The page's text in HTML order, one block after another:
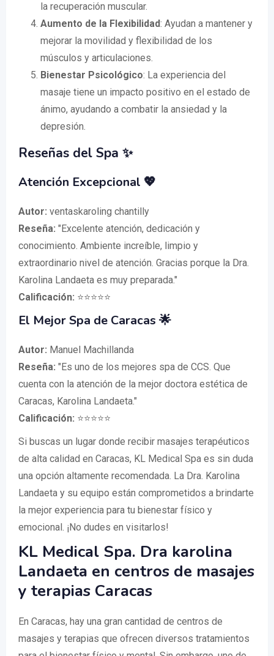
la recuperación muscular.
Aumento de la Flexibilidad: Ayudan a mantener y
mejorar la movilidad y flexibilidad de los
músculos y articulaciones.
Bienestar Psicológico: La experiencia del
masaje tiene un impacto positivo en el estado de
ánimo, ayudando a combatir la ansiedad y la
depresión.
Reseñas del Spa ✨
Atención Excepcional 💖
Autor: ventaskaroling chantilly
Reseña: "Excelente atención, dedicación y
conocimiento. Ambiente increíble, limpio y
extraordinario nivel de atención. Gracias porque la Dra.
Karolina Landaeta es muy preparada."
Calificación: ⭐⭐⭐⭐⭐
El Mejor Spa de Caracas 🌟
Autor: Manuel Machillanda
Reseña: "Es uno de los mejores spa de CCS. Que
cuenta con la atención de la mejor doctora estética de
Caracas, Karolina Landaeta."
Calificación: ⭐⭐⭐⭐⭐
Si buscas un lugar donde recibir masajes terapéuticos
de alta calidad en Caracas, KL Medical Spa es sin duda
una opción altamente recomendada. La Dra. Karolina
Landaeta y su equipo están comprometidos a brindarte
la mejor experiencia para tu bienestar físico y
emocional. ¡No dudes en visitarlos!
KL Medical Spa. Dra karolina
Landaeta en centros de masajes
y terapias Caracas
En Caracas, hay una gran cantidad de centros de
masajes y terapias que ofrecen diversos tratamientos